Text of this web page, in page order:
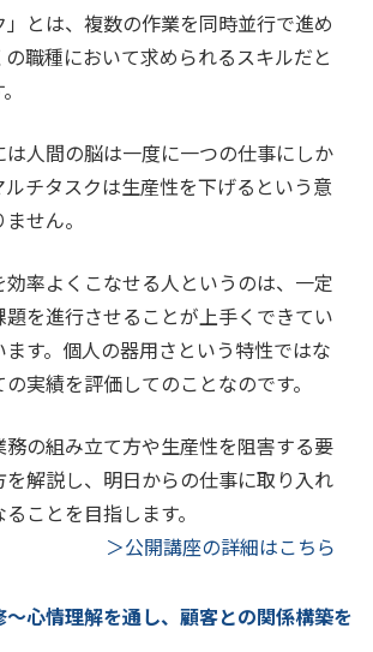
」とは、複数の作業を同時並行で進め
職種において求められるスキルだと
は人間の脳は一度に一つの仕事にしか
チタスクは生産性を下げるという意
せん。
率よくこなせる人というのは、一定
を進行させることが上手くできてい
す。個人の器用さという特性ではな
実績を評価してのことなのです。
の組み立て方や生産性を阻害する要
を解説し、明日からの仕事に取り入れ
ことを目指します。
＞公開講座の詳細はこちら
心情理解を通し、顧客との関係構築を